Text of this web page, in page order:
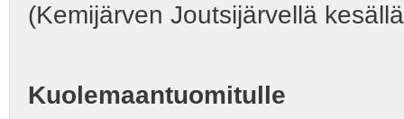
(Kemijärven Joutsijärvellä
Kuolemaantuomitulle